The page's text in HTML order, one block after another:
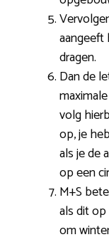
aangeeft
dragen.
Dan de
volg
op, je
als je de
op een
M+S
als dit
om